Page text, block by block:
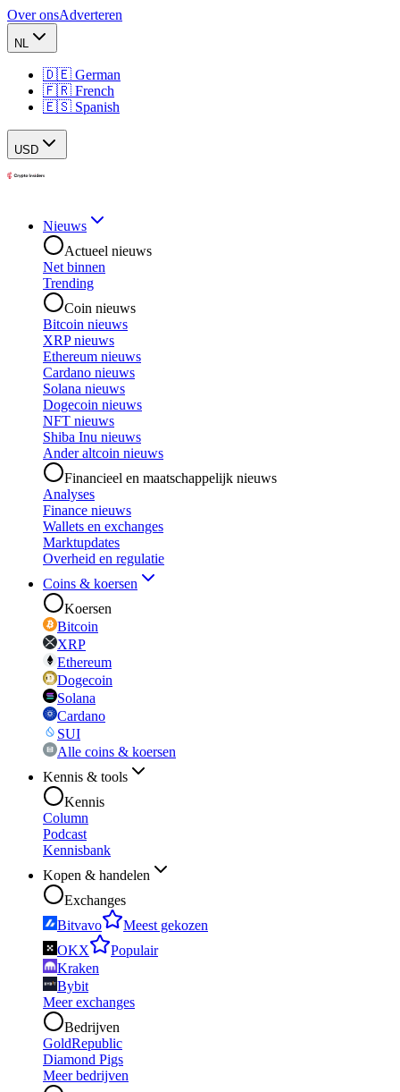
Over onsAdverteren
NL
🇩🇪 German
🇫🇷 French
🇪🇸 Spanish
USD
Nieuws
Actueel nieuws
Net binnen
Trending
Coin nieuws
Bitcoin nieuws
XRP nieuws
Ethereum nieuws
Cardano nieuws
Solana nieuws
Dogecoin nieuws
NFT nieuws
Shiba Inu nieuws
Ander altcoin nieuws
Financieel en maatschappelijk nieuws
Analyses
Finance nieuws
Wallets en exchanges
Marktupdates
Overheid en regulatie
Coins & koersen
Koersen
Bitcoin
XRP
Ethereum
Dogecoin
Solana
Cardano
SUI
Alle coins & koersen
Kennis & tools
Kennis
Column
Podcast
Kennisbank
Kopen & handelen
Exchanges
Bitvavo
Meest gekozen
OKX
Populair
Kraken
Bybit
Meer exchanges
Bedrijven
GoldRepublic
Diamond Pigs
Meer bedrijven